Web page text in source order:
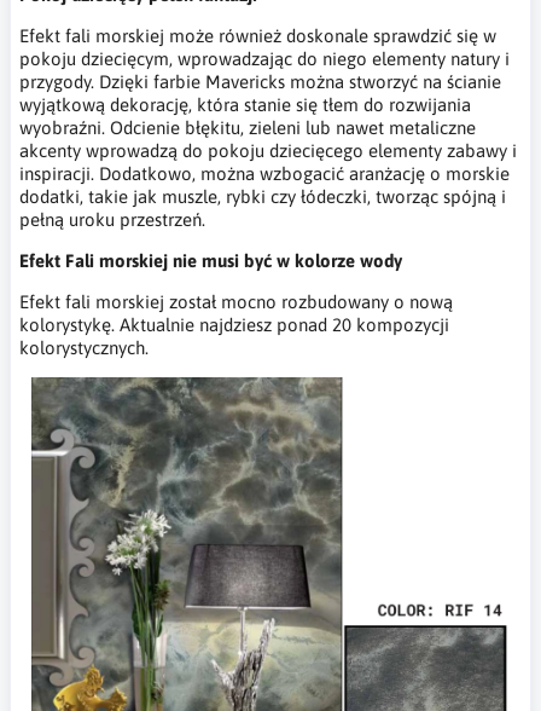
Efekt fali morskiej może również doskonale sprawdzić się w
pokoju dziecięcym, wprowadzając do niego elementy natury i
przygody. Dzięki farbie Mavericks można stworzyć na ścianie
wyjątkową dekorację, która stanie się tłem do rozwijania
wyobraźni. Odcienie błękitu, zieleni lub nawet metaliczne
akcenty wprowadzą do pokoju dziecięcego elementy zabawy i
inspiracji. Dodatkowo, można wzbogacić aranżację o morskie
dodatki, takie jak muszle, rybki czy łódeczki, tworząc spójną i
pełną uroku przestrzeń.
Efekt Fali morskiej nie musi być w kolorze wody
Efekt fali morskiej został mocno rozbudowany o nową
kolorystykę. Aktualnie najdziesz ponad 20 kompozycji
kolorystycznych.